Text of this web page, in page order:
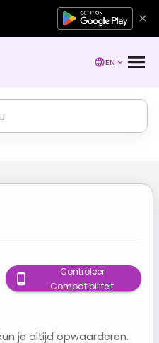
EN
je altijd opwaarderen.
Controleer
Compatibiliteit